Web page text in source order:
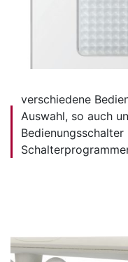
verschiedene
Auswahl, so auch